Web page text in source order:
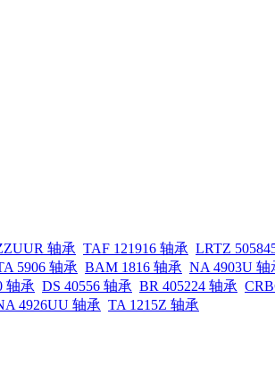
轴承 TAF 121916 轴承 LRTZ
5906 轴承 BAM 1816 轴承 NA 4903U 轴
轴承 DS 40556 轴承 BR 405224 轴承
4926UU 轴承 TA 1215Z 轴承